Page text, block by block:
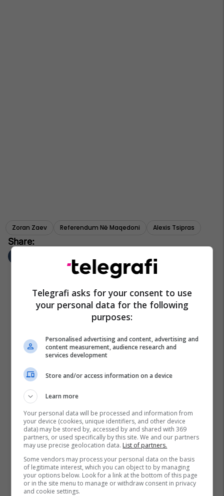
Zoran Zaev Referendum Në Maqedoni Alexis Tsipras
Telegrafi asks for your consent to use
your personal data for the following
purposes:
Personalised advertising and content, advertising and
content measurement, audience research and
services development
Store and/or access information on a device
Learn more
Your personal data will be processed and information from
your device (cookies, unique identifiers, and other device
data) may be stored by, accessed by and shared with 369
partners, or used specifically by this site. We and our partners
may use precise geolocation data. List of partners.
Some vendors may process your personal data on the basis
of legitimate interest, which you can object to by managing
your options below. Look for a link at the bottom of this page
or in the site menu to manage or withdraw consent in privacy
and cookie settings.